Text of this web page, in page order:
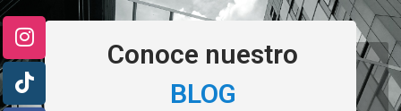
Conoce nuestro
BLOG